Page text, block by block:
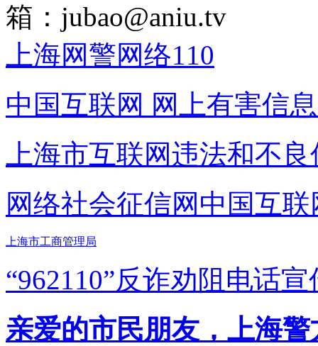
箱： jubao@aniu.tv
上海网警网络110
中国互联网 网上有害信
上海市互联网违法和不
网络社会征信网 中国互
上海市工商管理局
“962110”反诈劝阻电话宣
亲爱的市民朋友，上海